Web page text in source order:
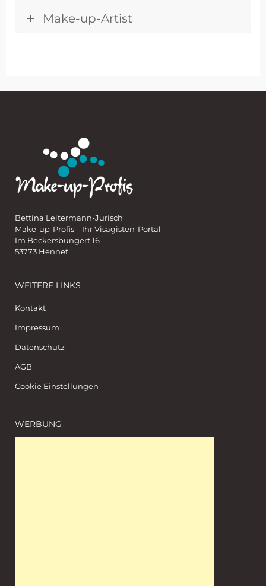
Make-up-Artist
Bettina Leitermann-Jurisch
Make-up-Profis – Ihr Visagisten-Portal
Im Beckersbungert 16
53773 Hennef
WEITERE LINKS
Kontakt
Impressum
Datenschutz
AGB
Cookie Einstellungen
WERBUNG